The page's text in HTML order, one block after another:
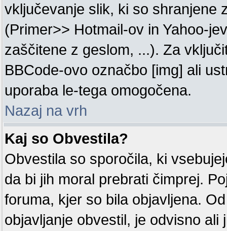
vključevanje slik, ki so shranjene
(Primer>> Hotmail-ov in Yahoo-
zaščitene z geslom, ...). Za
BBCode-ovo označbo [img] ali
uporaba le-tega omogočena.
Nazaj na vrh
Kaj so Obvestila?
Obvestila so sporočila, ki
da bi jih moral prebrati čimprej.
foruma, kjer so bila objavljena.
objavljanje obvestil, je odvisno ali